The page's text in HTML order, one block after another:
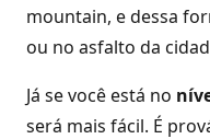
mountain, e dessa
ou no asfalto da
Já se você está no
será mais fácil. É